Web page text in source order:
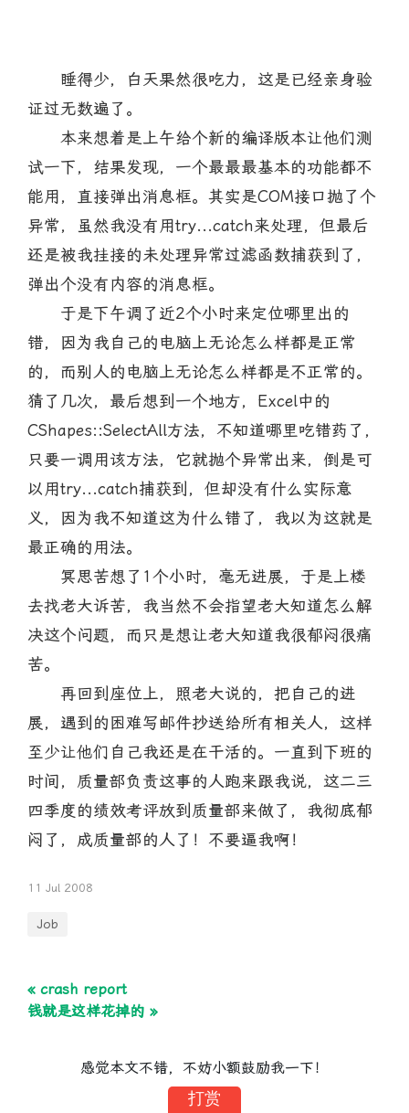
睡得少，白天果然很吃力，这是已经亲身验
证过无数遍了。
本来想着是上午给个新的编译版本让他们测
试一下，结果发现，一个最最最基本的功能都不
能用，直接弹出消息框。其实是COM接口抛了个
异常，虽然我没有用try...catch来处理，但最后
还是被我挂接的未处理异常过滤函数捕获到了，
弹出个没有内容的消息框。
于是下午调了近2个小时来定位哪里出的
错，因为我自己的电脑上无论怎么样都是正常
的，而别人的电脑上无论怎么样都是不正常的。
猜了几次，最后想到一个地方，Excel中的
CShapes::SelectAll方法，不知道哪里吃错药了，
只要一调用该方法，它就抛个异常出来，倒是可
以用try...catch捕获到，但却没有什么实际意
义，因为我不知道这为什么错了，我以为这就是
最正确的用法。
冥思苦想了1个小时，毫无进展，于是上楼
去找老大诉苦，我当然不会指望老大知道怎么解
决这个问题，而只是想让老大知道我很郁闷很痛
苦。
再回到座位上，照老大说的，把自己的进
展，遇到的困难写邮件抄送给所有相关人，这样
至少让他们自己我还是在干活的。一直到下班的
时间，质量部负责这事的人跑来跟我说，这二三
四季度的绩效考评放到质量部来做了，我彻底郁
闷了，成质量部的人了！不要逼我啊！
11 Jul 2008
Job
« crash report
钱就是这样花掉的 »
感觉本文不错，不妨小额鼓励我一下！
打赏